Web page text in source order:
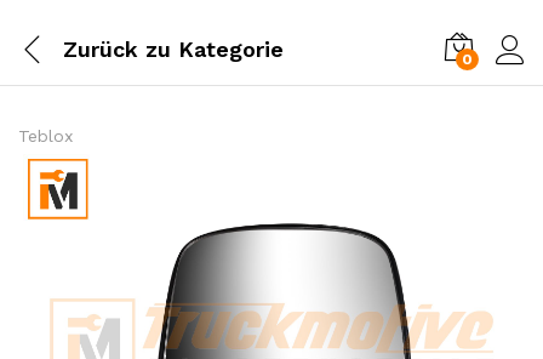
Zurück zu Kategorie 0
Teblox